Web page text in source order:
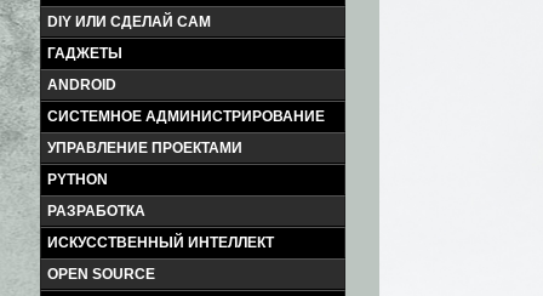
DIY ИЛИ СДЕЛАЙ САМ
ГАДЖЕТЫ
ANDROID
СИСТЕМНОЕ АДМИНИСТРИРОВАНИЕ
УПРАВЛЕНИЕ ПРОЕКТАМИ
PYTHON
РАЗРАБОТКА
ИСКУССТВЕННЫЙ ИНТЕЛЛЕКТ
OPEN SOURCE